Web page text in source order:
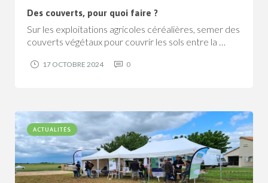
Des couverts, pour quoi faire ?
Sur les exploitations agricoles céréalières, semer des
couverts végétaux pour couvrir les sols entre la …
17 OCTOBRE 2024 0
ACTUALITÉS